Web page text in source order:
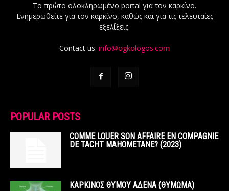
Το πρώτο ολοκληρωμένο portal για τον καρκίνο.
Ενημερωθείτε για τον καρκίνο, καθώς και για τις τελευταίες
εξελίξεις.
Contact us: info@ogkologos.com
POPULAR POSTS
COMME LOUER SON AFFAIRE EN COMPAGNIE
DE TACHT MAHOMETANE? (2023)
ΚΑΡΚΙΝΟΣ ΘΥΜΟΥ ΑΔΕΝΑ (ΘΥΜΩΜΑ)